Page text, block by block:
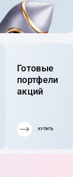
Готовые
портфели
акций
КУПИТЬ